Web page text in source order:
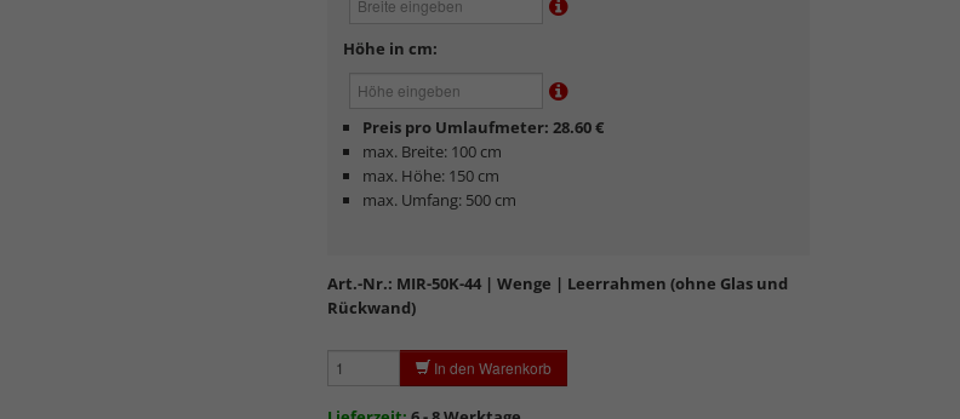
Höhe in cm:
Preis pro Umlaufmeter: 28.60 €
max. Breite: 100 cm
max. Höhe: 150 cm
max. Umfang: 500 cm
Art.-Nr.: MIR-50K-44| Wenge | Leerrahmen (ohne Glas und
Rückwand)
In den Warenkorb